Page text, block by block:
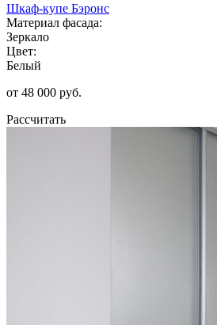
Шкаф-купе Бэронс
Материал фасада:
Зеркало
Цвет:
Белый
от 48 000 руб.
Рассчитать